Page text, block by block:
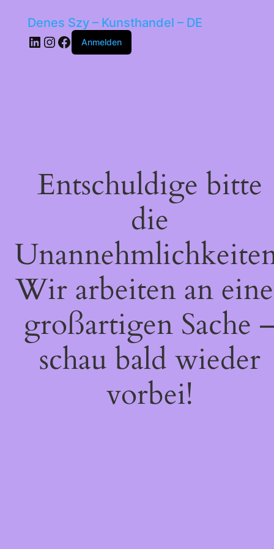
Denes Szy – Kunsthandel – DE
LinkedIn
Instagram
Facebook
Anmelden
Entschuldige bitte
die
Wir arbeiten an
großartigen Sache
schau bald wieder
vorbei!